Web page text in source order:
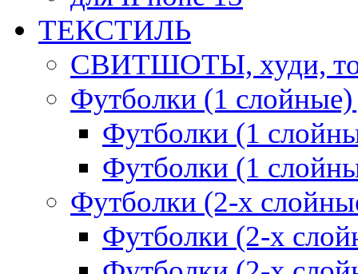
ТЕКСТИЛЬ
СВИТШОТЫ, худи,
Футболки (1
Футболки (1
Футболки (1
Футболки (2-х
Футболки (2-х